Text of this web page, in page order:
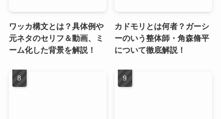
ワッカ構文とは？具体例や
元ネタのセリフ＆動画、ミ
ーム化した背景を解説！
カドモリとは何者？ガーシ
ーのいう整体師・角森脩平
について徹底解説！